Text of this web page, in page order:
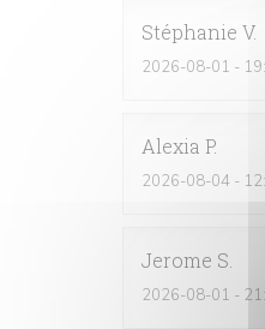
Stéphanie V
2026-08-01 -
Alexia P
2026-08-04 -
Jerome S
2026-08-01 -